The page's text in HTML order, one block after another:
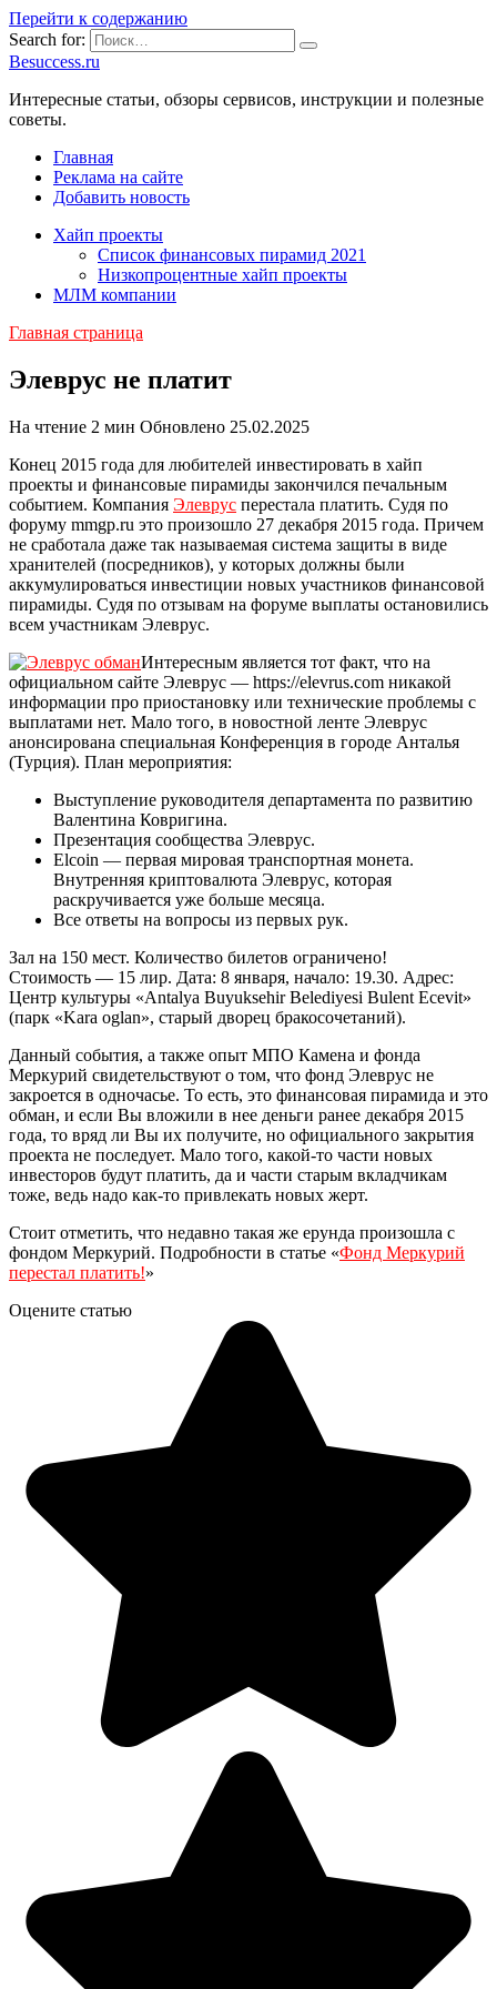
Перейти к содержанию
Search for:
Besuccess.ru
Интересные статьи, обзоры сервисов, инструкции и полезные
советы.
Главная
Реклама на сайте
Добавить новость
Хайп проекты
Список финансовых пирамид 2021
Низкопроцентные хайп проекты
МЛМ компании
Главная страница
Элеврус не платит
На чтение 2 мин Обновлено 25.02.2025
Конец 2015 года для любителей инвестировать в хайп
проекты и финансовые пирамиды закончился печальным
событием. Компания Элеврус перестала платить. Судя по
форуму mmgp.ru это произошло 27 декабря 2015 года. Причем
не сработала даже так называемая система защиты в виде
хранителей (посредников), у которых должны были
аккумулироваться инвестиции новых участников финансовой
пирамиды. Судя по отзывам на форуме выплаты остановились
всем участникам Элеврус.
Интересным является тот факт, что на
официальном сайте Элеврус — https://elevrus.com никакой
информации про приостановку или технические проблемы с
выплатами нет. Мало того, в новостной ленте Элеврус
анонсирована специальная Конференция в городе Анталья
(Турция). План мероприятия:
Выступление руководителя департамента по развитию
Валентина Ковригина.
Презентация сообщества Элеврус.
Elcoin — первая мировая транспортная монета.
Внутренняя криптовалюта Элеврус, которая
раскручивается уже больше месяца.
Все ответы на вопросы из первых рук.
Зал на 150 мест. Количество билетов ограничено!
Стоимость — 15 лир. Дата: 8 января, начало: 19.30. Адрес:
Центр культуры «Antalya Buyuksehir Belediyesi Bulent Ecevit»
(парк «Kara oglan», старый дворец бракосочетаний).
Данный события, а также опыт МПО Камена и фонда
Меркурий свидетельствуют о том, что фонд Элеврус не
закроется в одночасье. То есть, это финансовая пирамида и это
обман, и если Вы вложили в нее деньги ранее декабря 2015
года, то вряд ли Вы их получите, но официального закрытия
проекта не последует. Мало того, какой-то части новых
инвесторов будут платить, да и части старым вкладчикам
тоже, ведь надо как-то привлекать новых жерт.
Стоит отметить, что недавно такая же ерунда произошла с
фондом Меркурий. Подробности в статье «Фонд Меркурий
перестал платить!»
Оцените статью